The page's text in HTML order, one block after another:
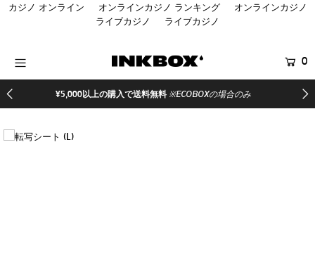
カジノ オンライン オンラインカジノ ランキング
オンラインカジノ
ライブカジノ
ライブカジノ
0
¥5,000以上の購入で送料無料 ※ECOBOXの場合のみ
HOME
商品を探す
コラボ商品
イベント